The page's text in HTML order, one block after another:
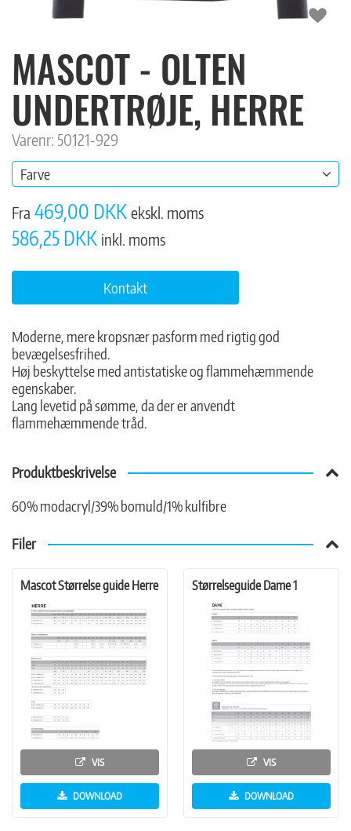
MASCOT - OLTEN
UNDERTRØJE, HERRE
Varenr: 50121-929
Farve
Fra 469,00 DKK ekskl. moms
586,25 DKK inkl. moms
Kontakt
Moderne, mere kropsnær pasform med rigtig god
bevægelsesfrihed.
Høj beskyttelse med antistatiske og flammehæmmende
egenskaber.
Lang levetid på sømme, da der er anvendt
flammehæmmende tråd.
Produktbeskrivelse
60% modacryl/39% bomuld/1% kulfibre
Filer
Mascot Størrelse guide Herre
VIS
DOWNLOAD
Størrelseguide Dame 1
VIS
DOWNLOAD